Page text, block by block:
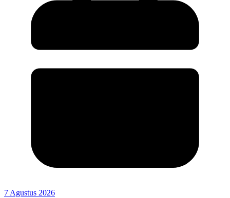
7 Agustus 2026